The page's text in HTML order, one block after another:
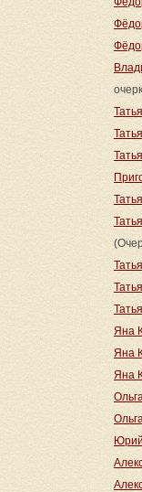
Яна
Яна
Яна